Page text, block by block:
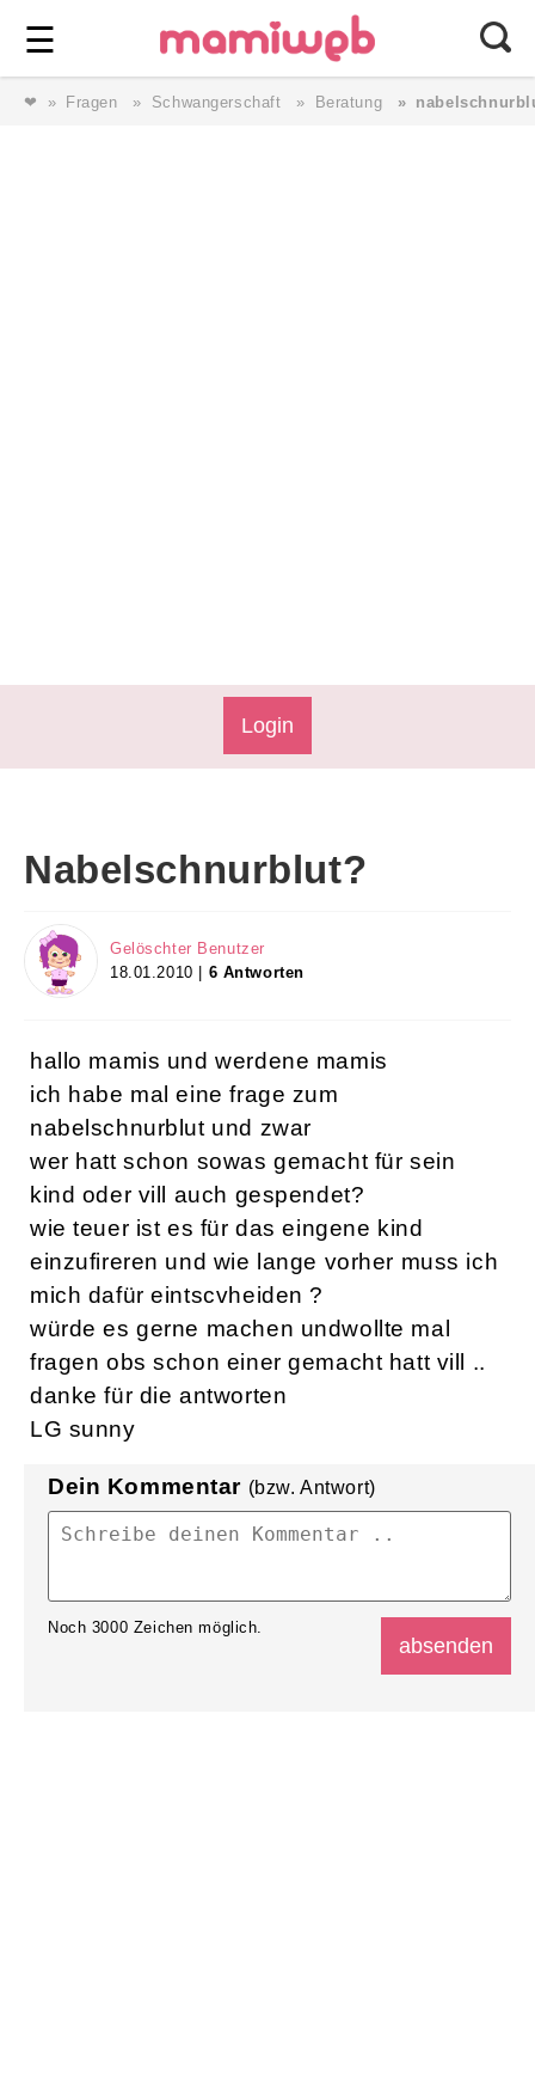
☰ ⎯ Wir lieben Familie ⎯
❤ Fragen Schwangerschaft Beratung
Login
Nabelschnurblut?
Gelöschter Benutzer
18.01.2010 | 6 Antworten
hallo mamis und werdene mamis
ich habe mal eine frage zum
nabelschnurblut und zwar
wer hatt schon sowas gemacht für sein
kind oder vill auch gespendet?
wie teuer ist es für das eingene kind
einzufireren und wie lange vorher muss ich
mich dafür eintscvheiden ?
würde es gerne machen undwollte mal
fragen obs schon einer gemacht hatt vill ..
danke für die antworten
LG sunny
Dein Kommentar (bzw. Antwort)
Noch 3000 Zeichen möglich.